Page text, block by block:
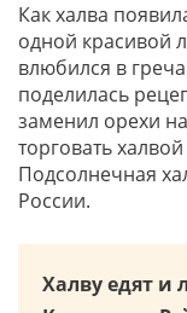
Как халва
одной красивой
влюбился в
поделилась
заменил орехи
торговать
Подсолнечная
России.
Халву едят и